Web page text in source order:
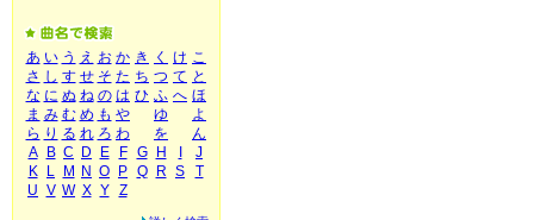
あ い う え お か き く け こ
さ し す せ そ た ち つ て と
な に ぬ ね の は ひ ふ へ ほ
ま み む め も や ゆ
よ
ら り る れ ろ わ を
ん
A
B C D E F G H
J
K
L M N O P Q R S
T
U V W X Y Z